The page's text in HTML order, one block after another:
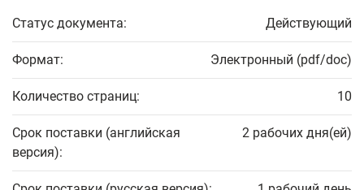
Статус документа: Действующий
Формат: Электронный (pdf/doc)
Количество страниц: 10
Срок поставки (английская
версия):
2 рабочих дня(ей)